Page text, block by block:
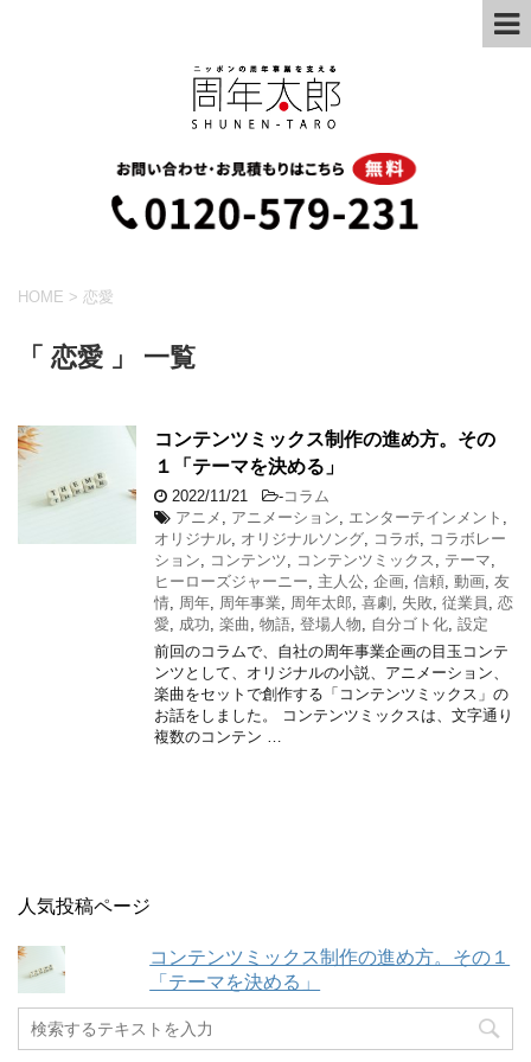
HOME > 恋愛
「 恋愛 」 一覧
コンテンツミックス制作の進め方。その
１「テーマを決める」
2022/11/21 -コラム
アニメ , アニメーション, エンターテインメント ,
オリジナル, オリジナルソング, コラボ, コラボレー
ション, コンテンツ, コンテンツミックス , テーマ,
ヒーローズジャーニー, 主人公, 企画, 信頼, 動画, 友
情, 周年, 周年事業, 周年太郎, 喜劇 , 失敗, 従業員 , 恋
愛, 成功, 楽曲, 物語, 登場人物, 自分ゴト化, 設定
前回のコラムで、自社の周年事業企画の目玉コンテ
ンツとして、オリジナルの小説、アニメーション、
楽曲をセットで創作する「コンテンツミックス」の
お話をしました。 コンテンツミックスは、文字通り
複数のコンテン …
人気投稿ページ
コンテンツミックス制作の進め方。その１
「テーマを決める」